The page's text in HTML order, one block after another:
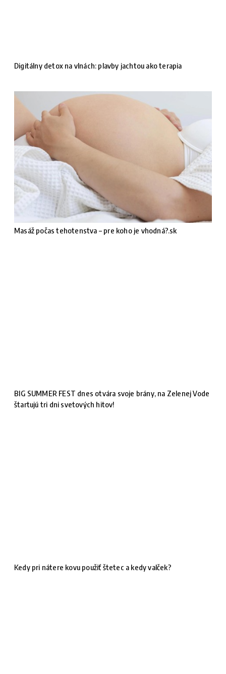
Digitálny detox na vlnách: plavby jachtou ako terapia
Masáž počas tehotenstva – pre koho je vhodná?.sk
BIG SUMMER FEST dnes otvára svoje brány, na Zelenej Vode
štartujú tri dni svetových hitov!
Kedy pri nátere kovu použiť štetec a kedy valček?